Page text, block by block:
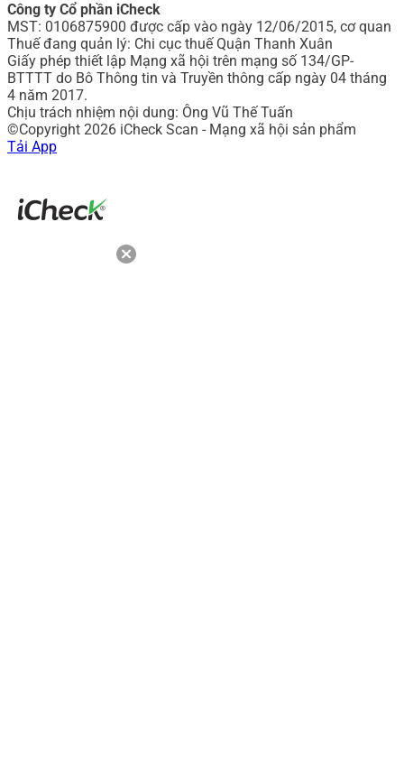
Công ty Cổ phần iCheck
MST: 0106875900 được cấp vào ngày 12/06/2015, cơ quan
Thuế đang quản lý: Chi cục thuế Quận Thanh Xuân
Giấy phép thiết lập Mạng xã hội trên mạng số 134/GP-
BTTTT do Bô Thông tin và Truyền thông cấp ngày 04 tháng
4 năm 2017.
Chịu trách nhiệm nội dung: Ông Vũ Thế Tuấn
©Copyright 2026 iCheck Scan - Mạng xã hội sản phẩm
Tải App